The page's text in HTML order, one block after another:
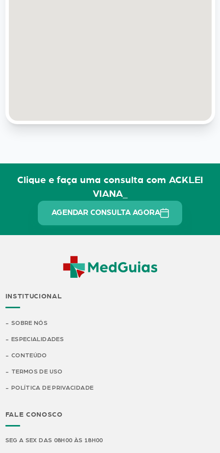
Clique e faça uma consulta com ACKLEI
VIANA_
AGENDAR CONSULTA AGORA
INSTITUCIONAL
SOBRE NÓS
ESPECIALIDADES
CONTEÚDO
TERMOS DE USO
POLÍTICA DE PRIVACIDADE
FALE CONOSCO
SEG A SEX DAS 08H00 ÀS 18H00